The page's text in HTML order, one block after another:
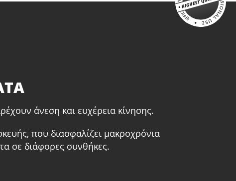
άνεση και ευχέρεια κίνησης.
που διασφαλίζει μακροχρόνια
σε διάφορες συνθήκες.